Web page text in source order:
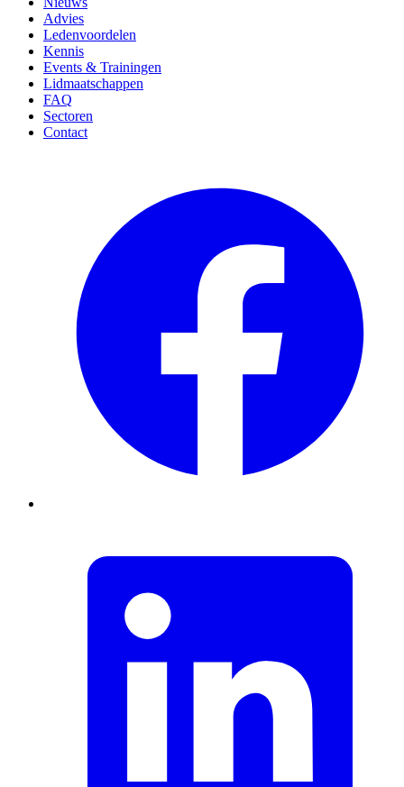
Advies
Ledenvoordelen
Kennis
Events & Trainingen
Lidmaatschappen
FAQ
Sectoren
Contact